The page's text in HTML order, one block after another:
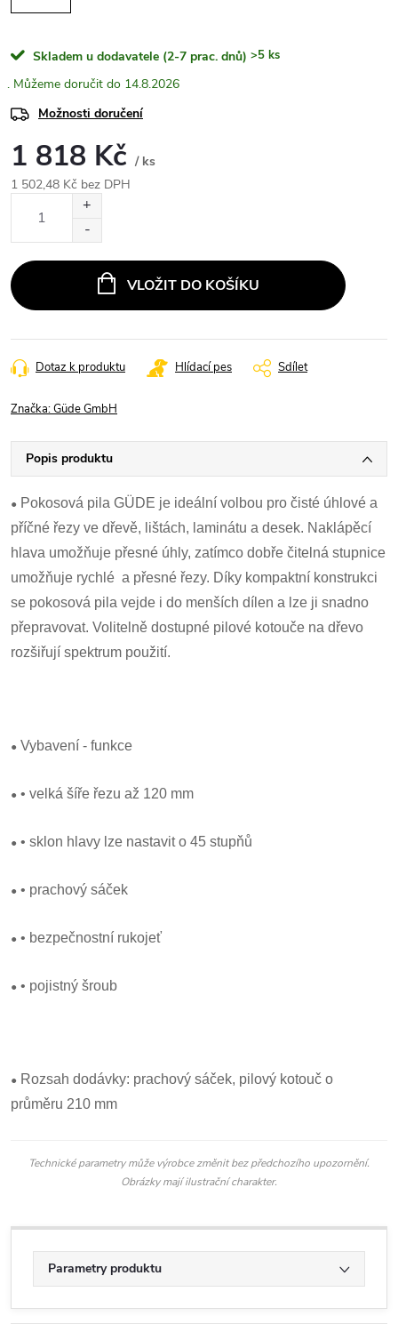
Skladem u dodavatele (2-7 prac. dnů) >5 ks
14.8.2026
Možnosti doručení
1 818 Kč / ks
1 502,48 Kč bez DPH
VLOŽIT DO KOŠÍKU
Dotaz k produktu Hlídací pes Sdílet
Značka:Güde GmbH
Popis produktu
• Pokosová pila GÜDE je ideální volbou pro čisté úhlové a
příčné řezy ve dřevě, lištách, laminátu a desek. Naklápěcí
hlava umožňuje přesné úhly, zatímco dobře čitelná stupnice
umožňuje rychlé a přesné řezy. Díky kompaktní konstrukci
se pokosová pila vejde i do menších dílen a lze ji snadno
přepravovat. Volitelně dostupné pilové kotouče na dřevo
rozšiřují spektrum použití.
• Vybavení - funkce
• • velká šíře řezu až 120 mm
• • sklon hlavy lze nastavit o 45 stupňů
• • prachový sáček
• • bezpečnostní rukojeť
• • pojistný šroub
• Rozsah dodávky: prachový sáček, pilový kotouč o
průměru 210 mm
Technické parametry může výrobce změnit bez předchozího upozornění.
Obrázky mají ilustrační charakter.
Parametry produktu